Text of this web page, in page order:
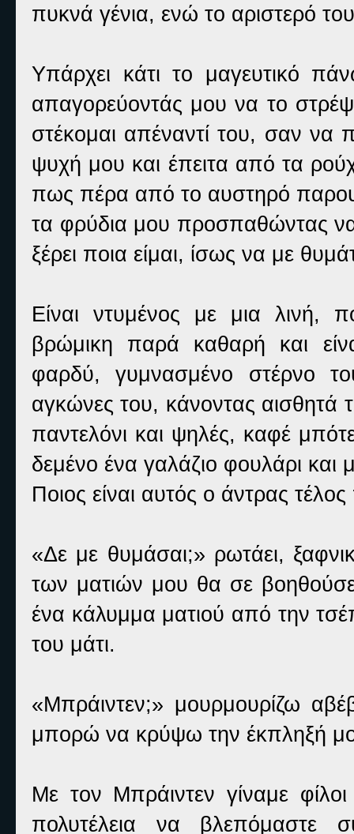
πυκνά γένια, ενώ το αριστερό
Υπάρχει κάτι το μαγευτικό
απαγορεύοντάς μου να το
στέκομαι απέναντί του, σαν να
ψυχή μου και έπειτα από τα
πως πέρα από το αυστηρό
τα φρύδια μου προσπαθώντας
ξέρει ποια είμαι, ίσως να με
Είναι ντυμένος με μια λινή,
βρώμικη παρά καθαρή και
φαρδύ, γυμνασμένο στέρνο
αγκώνες του, κάνοντας αισθητά
παντελόνι και ψηλές, καφέ
δεμένο ένα γαλάζιο φουλάρι
Ποιος είναι αυτός ο άντρας
«Δε με θυμάσαι;» ρωτάει,
των ματιών μου θα σε
ένα κάλυμμα ματιού από την
του μάτι.
«Μπράιντεν;» μουρμουρίζω
μπορώ να κρύψω την έκπληξή
Με τον Μπράιντεν γίναμε
πολυτέλεια να βλεπόμαστε